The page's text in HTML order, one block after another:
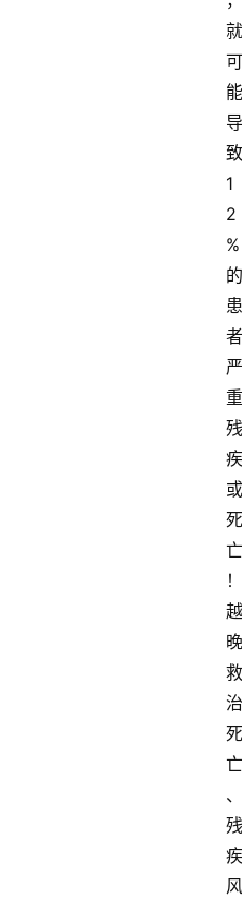
就
可
能
导
致
1
2
%
的
患
者
严
重
残
疾
或
死
亡
！
越
晚
救
治
死
亡
、
残
疾
风